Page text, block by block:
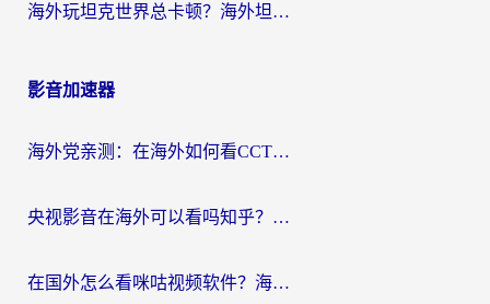
海外玩坦克世界总卡顿？海外坦克世界加速器有哪些？实测好用的选择在这里
影音加速器
海外党亲测：在海外如何看CCTV？告别“仅限大陆播放”的实用指南
央视影音在海外可以看吗知乎？留学生亲测：3步解决地域限制+追剧自由
在国外怎么看咪咕视频软件？海外党亲测有效的回国加速方案